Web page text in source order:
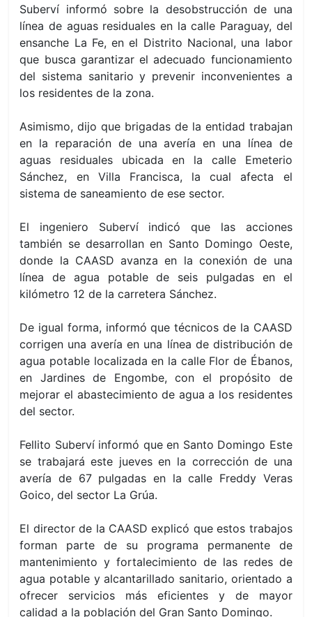
Suberví informó sobre la desobstrucción de una
línea de aguas residuales en la calle Paraguay, del
ensanche La Fe, en el Distrito Nacional, una labor
que busca garantizar el adecuado funcionamiento
del sistema sanitario y prevenir inconvenientes a
los residentes de la zona.
Asimismo, dijo que brigadas de la entidad trabajan
en la reparación de una avería en una línea de
aguas residuales ubicada en la calle Emeterio
Sánchez, en Villa Francisca, la cual afecta el
sistema de saneamiento de ese sector.
El ingeniero Suberví indicó que las acciones
también se desarrollan en Santo Domingo Oeste,
donde la CAASD avanza en la conexión de una
línea de agua potable de seis pulgadas en el
kilómetro 12 de la carretera Sánchez.
De igual forma, informó que técnicos de la CAASD
corrigen una avería en una línea de distribución de
agua potable localizada en la calle Flor de Ébanos,
en Jardines de Engombe, con el propósito de
mejorar el abastecimiento de agua a los residentes
del sector.
Fellito Suberví informó que en Santo Domingo Este
se trabajaráeste juevesen la corrección de una
avería de 67 pulgadas en la calle Freddy Veras
Goico, del sector La Grúa.
El director de la CAASD explicó que estos trabajos
forman parte de su programa permanente de
mantenimiento y fortalecimiento de las redes de
agua potable y alcantarillado sanitario, orientado a
ofrecer servicios más eficientes y de mayor
calidad a la población del Gran Santo Domingo.